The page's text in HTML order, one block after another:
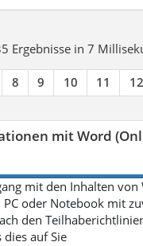
Ergebnisse in 7
8 9 10 11 12
mit Word
mit den Inhalten
PC oder Notebook mit
den
auf Sie